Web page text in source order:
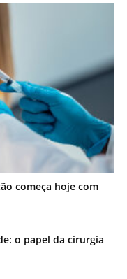
começa hoje com
o papel da cirurgia